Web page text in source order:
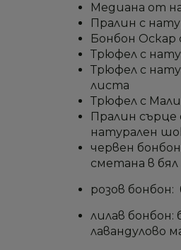
Медиана от
Пралин с
Бонбон Оскар
Трюфел с
Трюфел с
листа
Трюфел с
Пралин
натурален
червен
сметана в
розов
лилав бонбон:
лавандулово